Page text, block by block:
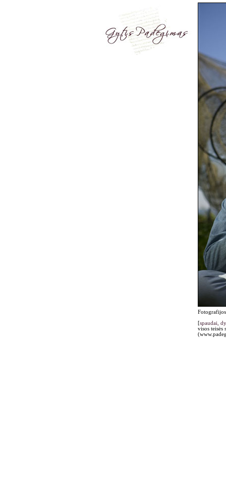
[spaudai,
visos